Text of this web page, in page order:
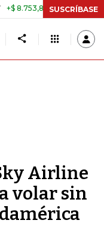
+2,19% TASA DE
SUSCRÍBASE
Airline
volar sin